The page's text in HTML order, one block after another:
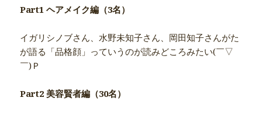
Part1 ヘアメイク編（3名）
イガリシノブさん、水野未知子さん、岡田知子さんがた
が語る「品格顔」っていうのが読みどころみたい(￣▽
￣)Ｐ
Part2 美容賢者編（30名）